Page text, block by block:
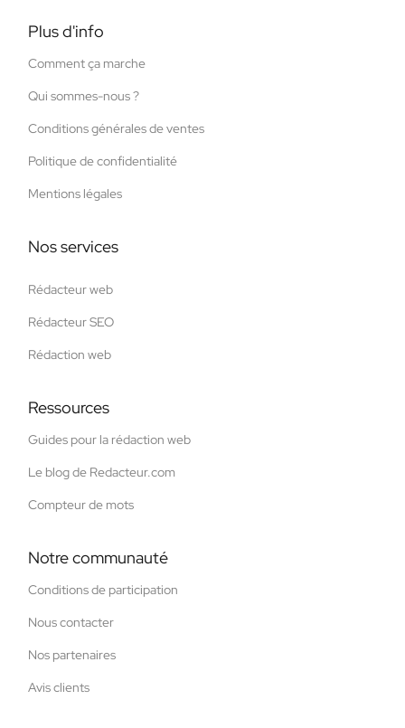
Plus d'info
Comment ça marche
Qui sommes-nous ?
Conditions générales de ventes
Politique de confidentialité
Mentions légales
Nos services
Rédacteur web
Rédacteur SEO
Rédaction web
Ressources
Guides pour la rédaction web
Le blog de Redacteur.com
Compteur de mots
Notre communauté
Conditions de participation
Nous contacter
Nos partenaires
Avis clients